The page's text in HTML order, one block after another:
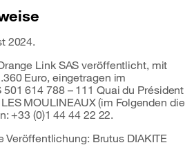
2024.
Link SAS veröffentlicht, mit
Euro, eingetragen im
501 614 788 – 111 Quai du Président
MOULINEAUX (im Folgenden die
+33 (0)1 44 44 22 22.
Veröffentlichung: Brutus DIAKITE